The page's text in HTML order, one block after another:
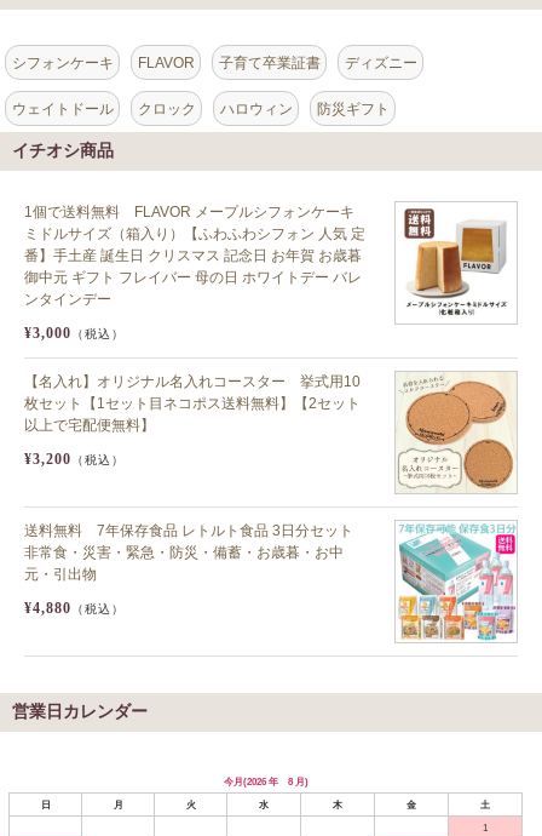
シフォンケーキ FLAVOR 子育て卒業証書 ディズニー
ウェイトドール クロック ハロウィン 防災ギフト
イチオシ商品
1個で送料無料 FLAVOR メープルシフォンケーキ
ミドルサイズ（箱入り）【ふわふわシフォン 人気 定
番】手土産 誕生日 クリスマス 記念日 お年賀 お歳暮
御中元 ギフト フレイバー 母の日 ホワイトデー バレ
ンタインデー
¥3,000 （税込）
【名入れ】オリジナル名入れコースター 挙式用10
枚セット【1セット目ネコポス送料無料】【2セット
以上で宅配便無料】
¥3,200 （税込）
送料無料 7年保存食品 レトルト食品 3日分セット
非常食・災害・緊急・防災・備蓄・お歳暮・お中
元・引出物
¥4,880 （税込）
営業日カレンダー
今月(2026 年 8 月)
日
月 火 水 木 金
土
1